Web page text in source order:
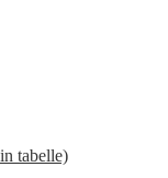
tabelle)